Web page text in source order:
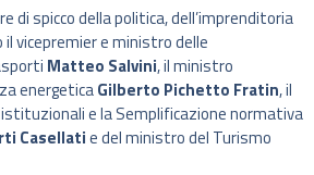
di spicco della politica, dell’imprenditoria
il vicepremier e ministro delle
Matteo Salvini, il ministro
energeticaGilberto Pichetto Fratin, il
e la Semplificazione normativa
Casellatie del ministro del Turismo